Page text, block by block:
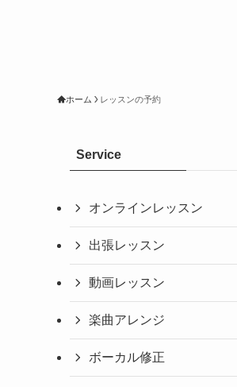
ホーム レッスンの予約
Service
オンラインレッスン
出張レッスン
動画レッスン
楽曲アレンジ
ボーカル修正